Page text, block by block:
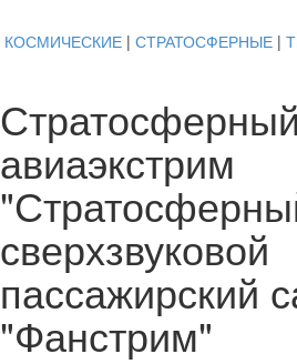
КОСМИЧЕСКИЕ | СТРАТОСФЕРНЫЕ |
Стратосферный
авиаэкстрим
сверхзвуковой
пассажирский
"Фанстрим"